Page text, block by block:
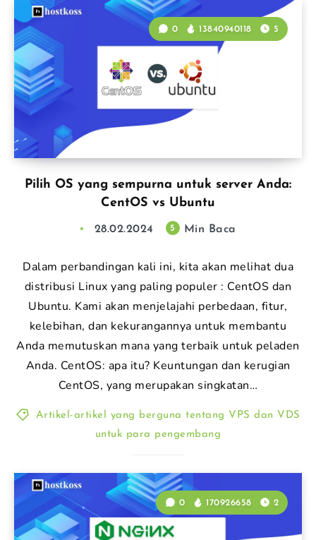
Pilih OS yang sempurna untuk server Anda:
CentOS vs Ubuntu
0 13840940118 5
28.02.2024 5 Min Baca
Dalam perbandingan kali ini, kita akan melihat dua
distribusi Linux yang paling populer : CentOS dan
Ubuntu. Kami akan menjelajahi perbedaan, fitur,
kelebihan, dan kekurangannya untuk membantu
Anda memutuskan mana yang terbaik untuk peladen
Anda. CentOS: apa itu? Keuntungan dan kerugian
CentOS, yang merupakan singkatan…
Artikel-artikel yang berguna tentang VPS dan VDS
untuk para pengembang
0 170926658 2